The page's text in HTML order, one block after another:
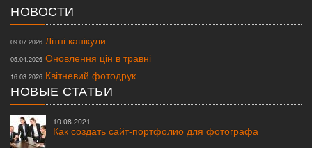
НОВОСТИ
09.07.2026 Літні канікули
05.04.2026 Оновлення цін в травні
16.03.2026 Квітневий фотодрук
НОВЫЕ СТАТЬИ
10.08.2021
Как создать сайт-портфолио для фотографа